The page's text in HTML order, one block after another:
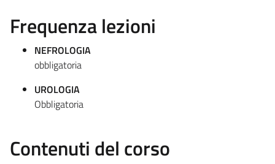
Frequenza lezioni
NEFROLOGIA
obbligatoria
UROLOGIA
Obbligatoria
Contenuti del corso